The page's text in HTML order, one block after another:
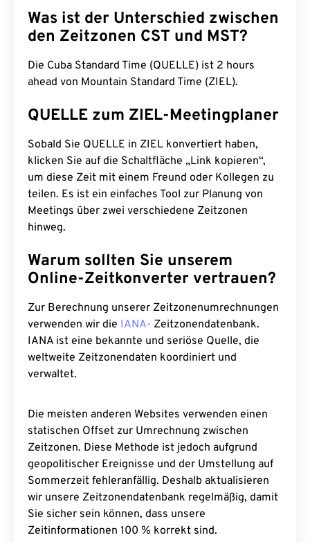
Was ist der Unterschied zwischen
den Zeitzonen CST und MST?
Die Cuba Standard Time (QUELLE) ist 2 hours
ahead von Mountain Standard Time (ZIEL).
QUELLE zum ZIEL-Meetingplaner
Sobald Sie QUELLE in ZIEL konvertiert haben,
klicken Sie auf die Schaltfläche „Link kopieren“,
um diese Zeit mit einem Freund oder Kollegen zu
teilen. Es ist ein einfaches Tool zur Planung von
Meetings über zwei verschiedene Zeitzonen
hinweg.
Warum sollten Sie unserem
Online-Zeitkonverter vertrauen?
Zur Berechnung unserer Zeitzonenumrechnungen
verwenden wir die IANA- Zeitzonendatenbank.
IANA ist eine bekannte und seriöse Quelle, die
weltweite Zeitzonendaten koordiniert und
verwaltet.
Die meisten anderen Websites verwenden einen
statischen Offset zur Umrechnung zwischen
Zeitzonen. Diese Methode ist jedoch aufgrund
geopolitischer Ereignisse und der Umstellung auf
Sommerzeit fehleranfällig. Deshalb aktualisieren
wir unsere Zeitzonendatenbank regelmäßig, damit
Sie sicher sein können, dass unsere
Zeitinformationen 100 % korrekt sind.